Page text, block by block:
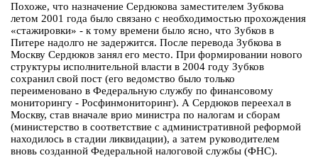
Похоже, что назначение Сердюкова заместителем Зубкова
летом 2001 года было связано с необходимостью прохождения
«стажировки» - к тому времени было ясно, что Зубков в
Питере надолго не задержится. После перевода Зубкова в
Москву Сердюков занял его место. При формировании нового
структуры исполнительной власти в 2004 году Зубков
сохранил свой пост (его ведомство было только
переименовано в Федеральную службу по финансовому
мониторингу - Росфинмониторинг). А Сердюков переехал в
Москву, став вначале врио министра по налогам и сборам
(министерство в соответствие с административной реформой
находилось в стадии ликвидации), а затем руководителем
вновь созданной Федеральной налоговой службы (ФНС).